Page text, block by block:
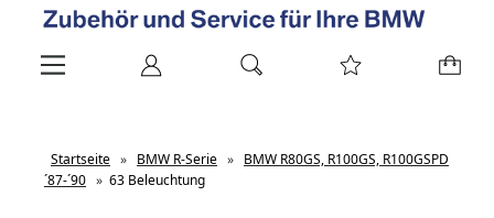
Startseite » BMW R-Serie » BMW R80GS, R100GS, R100GSPD
´87-´90 » 63 Beleuchtung